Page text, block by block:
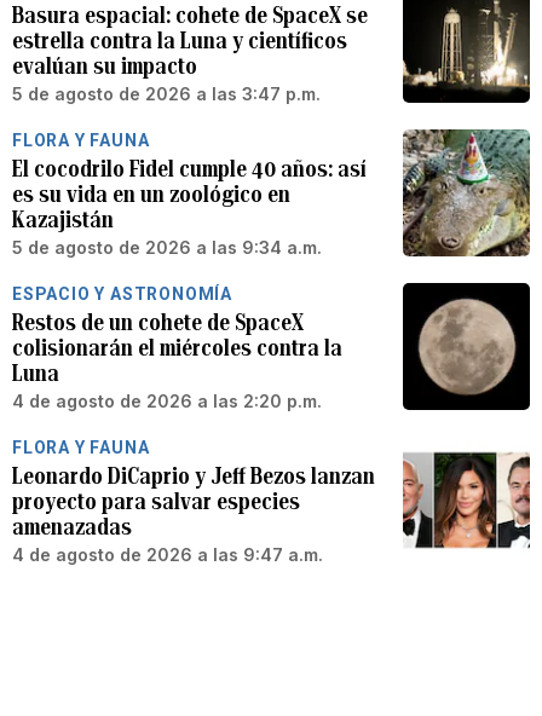
Basura espacial: cohete de SpaceX se
estrella contra la Luna y científicos
evalúan su impacto
5 de agosto de 2026 a las 3:47 p.m.
FLORA Y FAUNA
El cocodrilo Fidel cumple 40 años: así
es su vida en un zoológico en
Kazajistán
5 de agosto de 2026 a las 9:34 a.m.
ESPACIO Y ASTRONOMÍA
Restos de un cohete de SpaceX
colisionarán el miércoles contra la
Luna
4 de agosto de 2026 a las 2:20 p.m.
FLORA Y FAUNA
Leonardo DiCaprio y Jeff Bezos lanzan
proyecto para salvar especies
amenazadas
4 de agosto de 2026 a las 9:47 a.m.